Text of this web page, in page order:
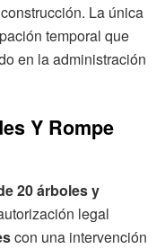
La única
temporal que
en la administración
Y Rompe
20 árboles y
legal
con una intervención